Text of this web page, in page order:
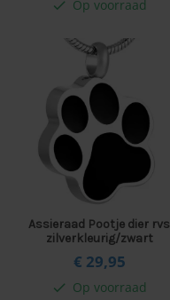
check Op voorraad
Assieraad Pootje dier rvs
zilverkleurig/zwart
€ 29,95
check Op voorraad